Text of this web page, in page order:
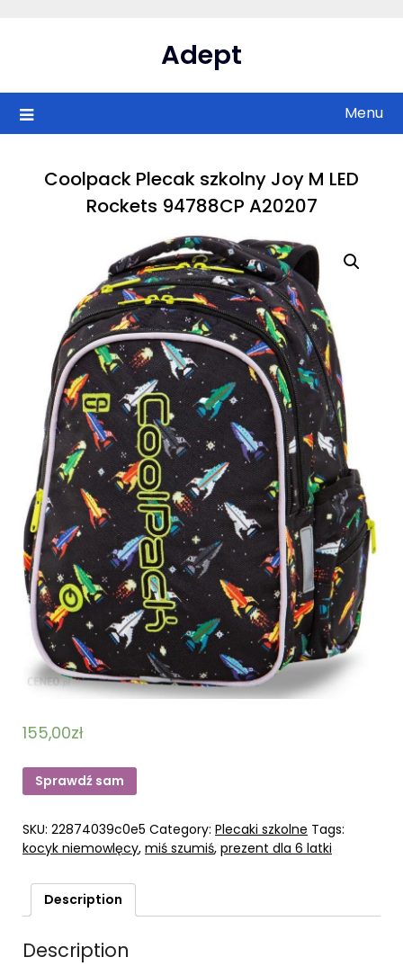
Adept
Menu
Coolpack Plecak szkolny Joy M LED
Rockets 94788CP A20207
155,00zł
Sprawdź sam
SKU: 22874039c0e5 Category: Plecaki szkolne Tags:
kocyk niemowlęcy, miś szumiś, prezent dla 6 latki
Description
Description